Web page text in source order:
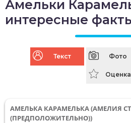
Амельки
интересные
Текст Фото
Оценка
АМЕЛЬКА КАРАМЕЛЬКА (АМЕЛИЯ
(ПРЕДПОЛОЖИТЕЛЬНО))